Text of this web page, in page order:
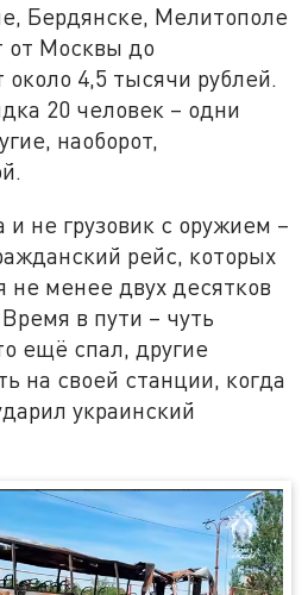
Бердянске, Мелитополе
от Москвы до
4,5 тысячи рублей.
20 человек – одни
наоборот,
не грузовик с оружием –
рейс, которых
не менее двух десятков
в пути – чуть
ещё спал, другие
на своей станции, когда
украинский